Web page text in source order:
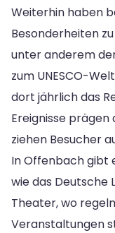
Weiterhin haben
Besonderheiten
unter anderem
zum UNESCO-
dort jährlich das
Ereignisse prägen
ziehen Besucher
In Offenbach gibt
wie das Deutsche
Theater, wo
Veranstaltungen